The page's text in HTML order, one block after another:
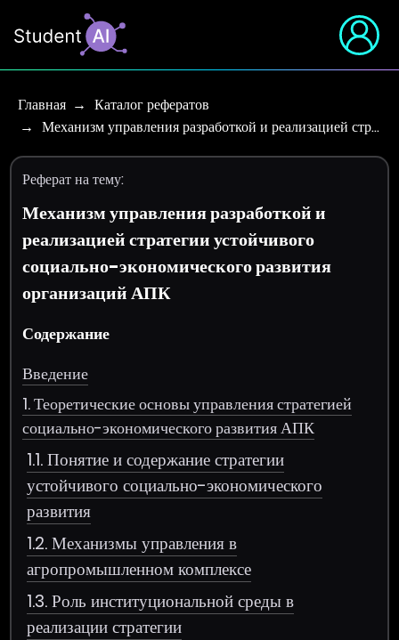
Главная
Каталог рефератов
Механизм управления разработкой и реализацией стр…
Реферат на тему:
Механизм управления разработкой и
реализацией стратегии устойчивого
социально-экономического развития
организаций АПК
Содержание
Введение
1. Теоретические основы управления стратегией
социально-экономического развития АПК
1.1. Понятие и содержание стратегии
устойчивого социально-экономического
развития
1.2. Механизмы управления в
агропромышленном комплексе
1.3. Роль институциональной среды в
реализации стратегии